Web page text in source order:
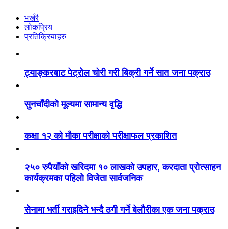
भर्खरै
लोकप्रिय
प्रतिक्रियाहरु
ट्याङ्करबाट पेट्रोल चोरी गरी बिक्री गर्ने सात जना पक्राउ
सुनचाँदीको मूल्यमा सामान्य वृद्धि
कक्षा १२ को मौका परीक्षाको परीक्षाफल प्रकाशित
२५० रुपैयाँको खरिदमा १० लाखको उपहार, करदाता प्रोत्साहन
कार्यक्रमका पहिलो विजेता सार्वजनिक
सेनामा भर्ती गराइदिने भन्दै ठगी गर्ने बेलौरीका एक जना पक्राउ